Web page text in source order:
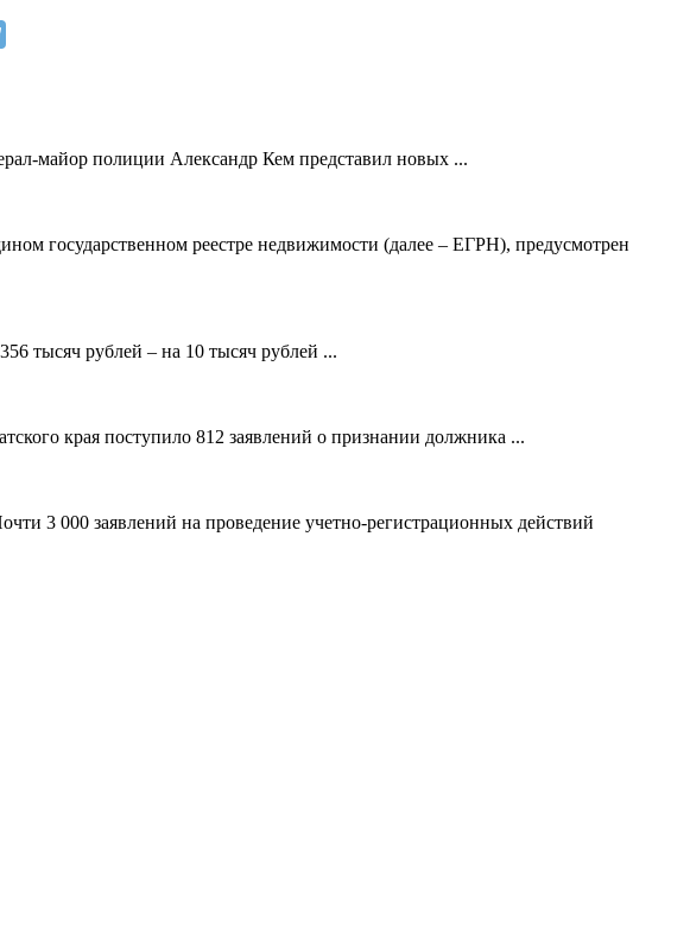
майор полиции Александр Кем представил новых ...
государственном реестре недвижимости (далее – ЕГРН), предусмотрен
тысяч рублей – на 10 тысяч рублей ...
края поступило 812 заявлений о признании должника ...
3 000 заявлений на проведение учетно-регистрационных действий